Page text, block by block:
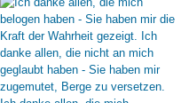
Kraft der Wa